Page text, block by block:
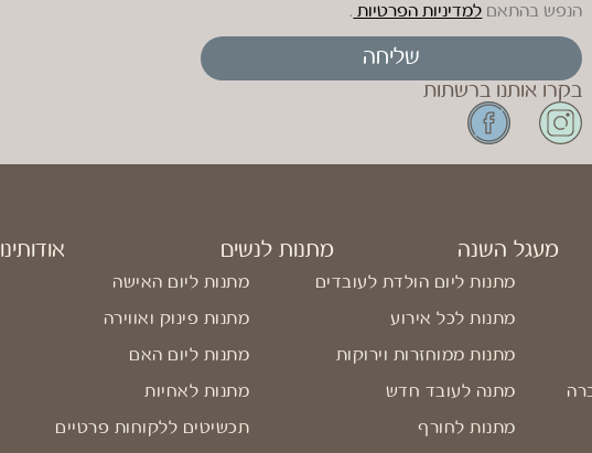
הנפש בהתאם למדיניות הפרטיות .
שליחה
בקרו אותנו ברשתות
מעגל השנה
מתנות ליום הולדת לעובדים
מתנות לכל אירוע
מתנות ממוחזרות וירוקות
מתנה לעובד חדש
מתנות לחורף
מתנות לנשים
מתנות ליום האישה
מתנות פינוק ואווירה
מתנות ליום האם
מתנות לאחיות
תכשיטים ללקוחות פרטיים
אודותינו